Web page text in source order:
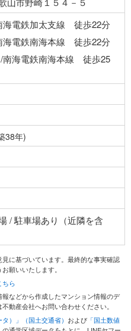
海電鉄加太支線 徒歩22分
海電鉄南海本線 徒歩22分
/南海電鉄南海本線 徒歩25
38年)
/ 駐車場あり（近隣を含
に基づいています。最終的な事実確認
願いいたします。
ちら
などから作成したマンション情報のデ
動産会社へお問い合わせください。
）」（国土交通省） および 「国土数値